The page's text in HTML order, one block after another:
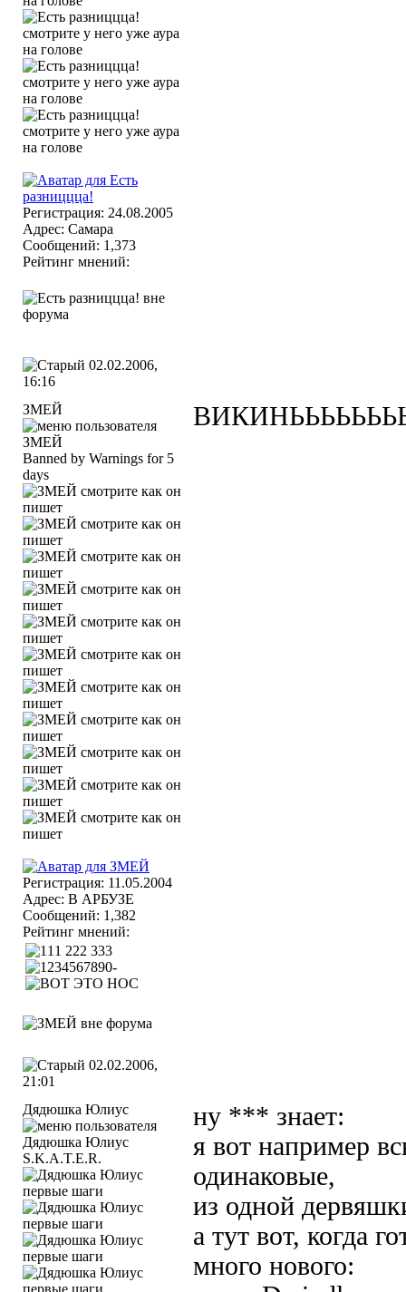
Регистрация: 24.08.2005
Адрес: Самара
Сообщений: 1,373
Рейтинг мнений:
02.02.2006,
16:16
ЗМЕЙ
Banned by Warnings for 5
days
Регистрация: 11.05.2004
Адрес: В АРБУЗЕ
Сообщений: 1,382
Рейтинг мнений:
02.02.2006,
21:01
Дядюшка Юлиус
S.K.A.T.E.R.
ну *** знает:
я вот например
одинаковые,
из одной
а тут вот, когда
много нового: